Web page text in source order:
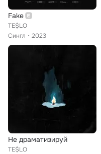
Fake
TE$LO
Сингл
2023
Не драматизируй
TE$LO